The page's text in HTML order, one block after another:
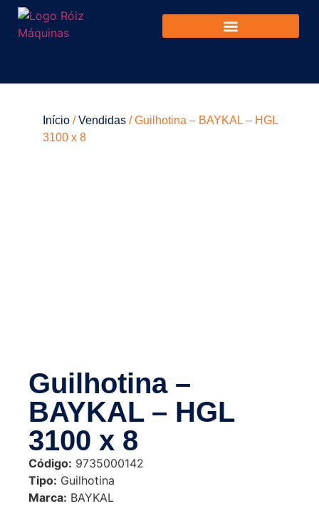
Início /Vendidas / Guilhotina – BAYKAL – HGL
3100 x 8
Guilhotina –
BAYKAL – HGL
3100 x 8
Código: 9735000142
Tipo: Guilhotina
Marca: BAYKAL